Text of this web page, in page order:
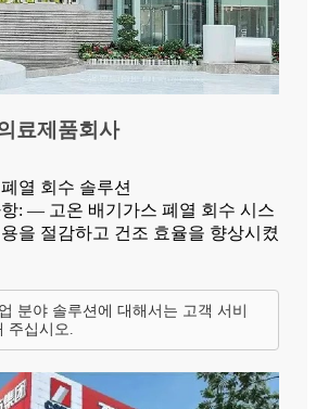
료제품회사
열 회수 솔루션
: — 고온 배기가스 폐열 회수 시스
을 절감하고 건조 효율을 향상시켰
분야 솔루션에 대해서는 고객 서비
주십시오.